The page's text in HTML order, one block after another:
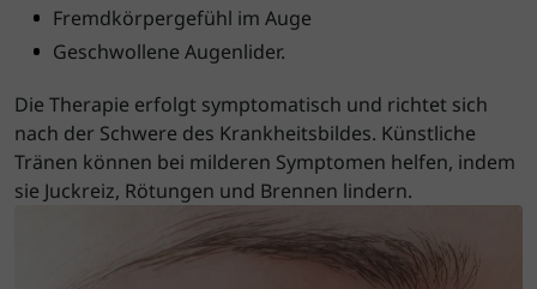
Fremdkörpergefühl im Auge
Geschwollene Augenlider.
Die Therapie erfolgt symptomatisch und richtet sich
nach der Schwere des Krankheitsbildes. Künstliche
Tränen können bei milderen Symptomen helfen, indem
sie Juckreiz, Rötungen und Brennen lindern.